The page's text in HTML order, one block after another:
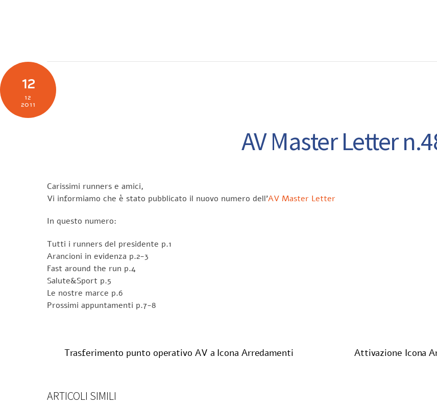
12
12
2011
AV Master Letter
Carissimi runners e amici,
Vi informiamo che è stato pubblicato il nuovo numero dell’AV Master Letter
In questo numero:
Tutti i runners del presidente p.1
Arancioni in evidenza p.2-3
Fast around the run p.4
Salute&Sport p.5
Le nostre marce p.6
Prossimi appuntamenti p.7-8
Trasferimento punto operativo AV a Icona Arredamenti Attivazione Icona
ARTICOLI SIMILI